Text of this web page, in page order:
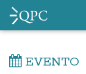
EVENTO